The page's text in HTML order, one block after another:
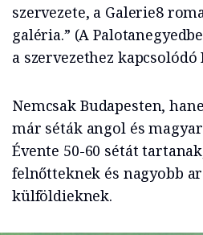
szervezete, a Galerie8
galéria.” (A
a szervezethez
Nemcsak Budapesten,
már séták angol és
Évente 50-60 sétát
felnőtteknek és nagyobb
külföldieknek.